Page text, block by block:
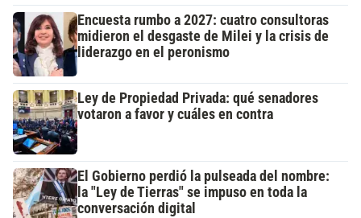
Encuesta rumbo a 2027: cuatro consultoras
midieron el desgaste de Milei y la crisis de
liderazgo en el peronismo
Ley de Propiedad Privada: qué senadores
votaron a favor y cuáles en contra
El Gobierno perdió la pulseada del nombre:
la "Ley de Tierras" se impuso en toda la
conversación digital